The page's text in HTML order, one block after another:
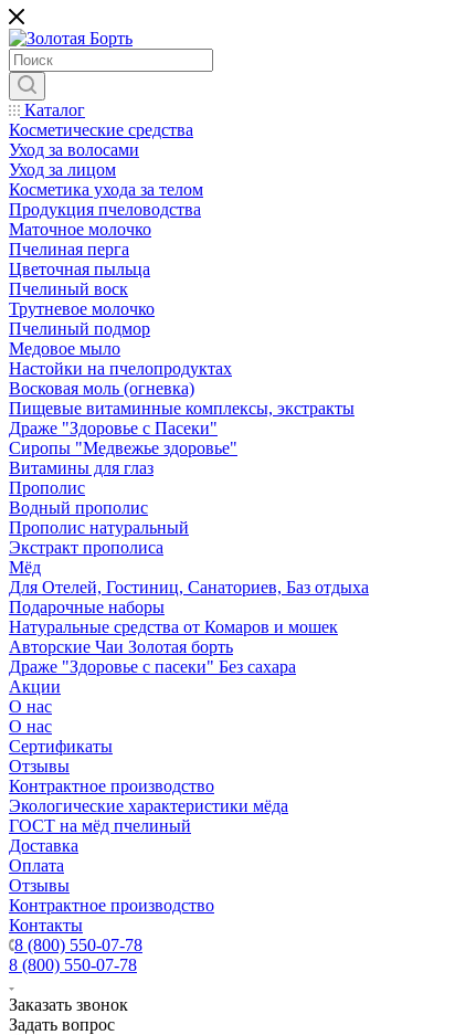
Каталог
Косметические средства
Уход за волосами
Уход за лицом
Косметика ухода за телом
Продукция пчеловодства
Маточное молочко
Пчелиная перга
Цветочная пыльца
Пчелиный воск
Трутневое молочко
Пчелиный подмор
Медовое мыло
Настойки на пчелопродуктах
Восковая моль (огневка)
Пищевые витаминные комплексы, экстракты
Драже "Здоровье с Пасеки"
Сиропы "Медвежье здоровье"
Витамины для глаз
Прополис
Водный прополис
Прополис натуральный
Экстракт прополиса
Мёд
Для Отелей, Гостиниц, Санаториев, Баз отдыха
Подарочные наборы
Натуральные средства от Комаров и мошек
Авторские Чаи Золотая борть
Драже "Здоровье с пасеки" Без сахара
Акции
О нас
О нас
Сертификаты
Отзывы
Контрактное производство
Экологические характеристики мёда
ГОСТ на мёд пчелиный
Доставка
Оплата
Отзывы
Контрактное производство
Контакты
8 (800) 550-07-78
8 (800) 550-07-78
Заказать звонок
Задать вопрос